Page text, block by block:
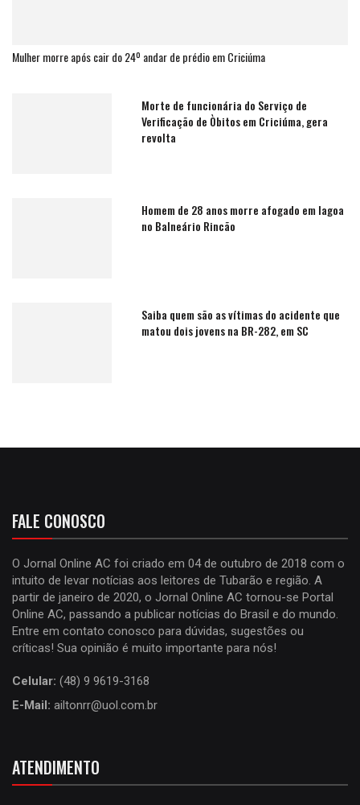
Mulher morre após cair do 24º andar de prédio em Criciúma
Morte de funcionária do Serviço de
Verificação de Òbitos em Criciúma, gera
revolta
Homem de 28 anos morre afogado em lagoa
no Balneário Rincão
Saiba quem são as vítimas do acidente que
matou dois jovens na BR-282, em SC
FALE CONOSCO
O Jornal Online AC foi criado em 04 de outubro de 2018 com o
intuito de levar notícias aos leitores de Tubarão e região. A
partir de janeiro de 2020, o Jornal Online AC tornou-se Portal
Online AC, passando a publicar notícias do Brasil e do mundo.
Entre em contato conosco para dúvidas, sugestões ou
críticas! Sua opinião é muito importante para nós!
Celular: (48) 9 9619-3168
E-Mail: ailtonrr@uol.com.br
ATENDIMENTO